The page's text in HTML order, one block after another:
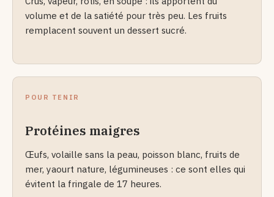
volume et de la satiété pour très peu. Les fruits
remplacent souvent un dessert sucré.
POUR TENIR
Protéines maigres
Œufs, volaille sans la peau, poisson blanc, fruits de
mer, yaourt nature, légumineuses : ce sont elles qui
évitent la fringale de 17 heures.